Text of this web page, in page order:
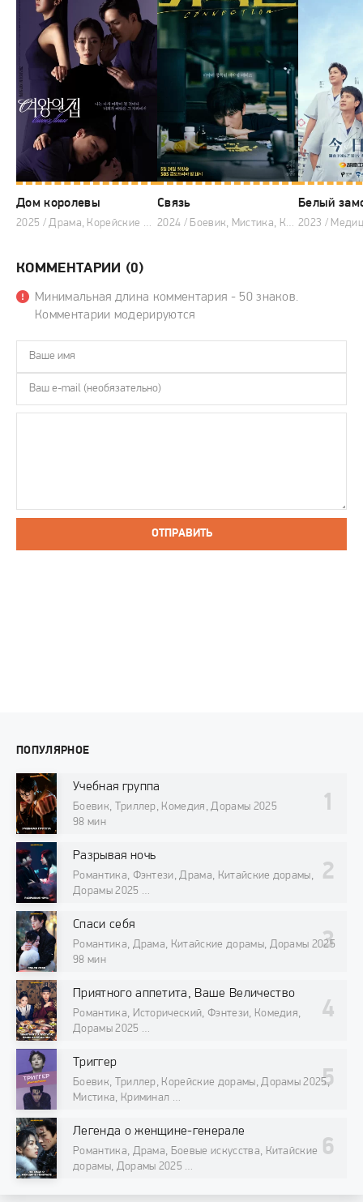
Дом королевы
2025 / Драма, Корейские дорамы, Дорамы 2025
Связь
2024 / Боевик, Мистика, Криминал, Триллер, Корейские дорамы
Белый
КОММЕНТАРИИ (0)
Минимальная длина комментария - 50 знаков.
Комментарии модерируются
ОТПРАВИТЬ
ПОПУЛЯРНОЕ
Учебная группа
Боевик, Триллер, Комедия, Дорамы 2025
98 мин
Разрывая ночь
Романтика, Фэнтези, Драма, Китайские дорамы,
Дорамы 2025
Спаси себя
Романтика, Драма, Китайские дорамы, Дорамы 2025
98 мин
Приятного аппетита, Ваше Величество
Романтика, Исторический, Фэнтези, Комедия,
Дорамы 2025
Триггер
Боевик, Триллер, Корейские дорамы, Дорамы 2025,
Мистика, Криминал
Легенда о женщине-генерале
Романтика, Драма, Боевые искусства, Китайские
дорамы, Дорамы 2025